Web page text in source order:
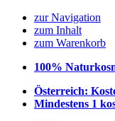
zur Navigation
zum Inhalt
zum Warenkorb
100%
Österreich:
Mindestens 1